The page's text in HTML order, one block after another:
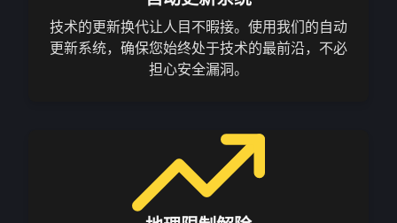
技术的更新换代让人目不暇接。使用我们的自动
更新系统，确保您始终处于技术的最前沿，不必
担心安全漏洞。